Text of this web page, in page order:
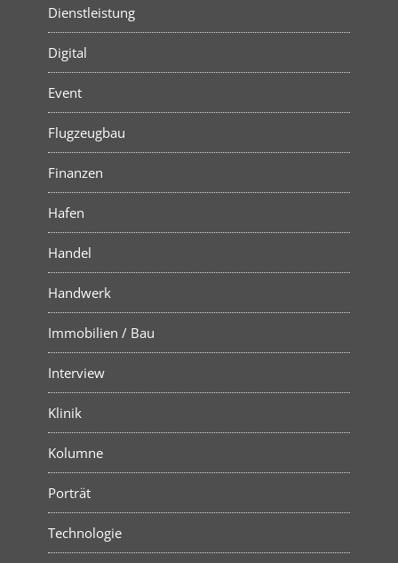
Dienstleistung
Digital
Event
Flugzeugbau
Finanzen
Hafen
Handel
Handwerk
Immobilien / Bau
Interview
Klinik
Kolumne
Porträt
Technologie